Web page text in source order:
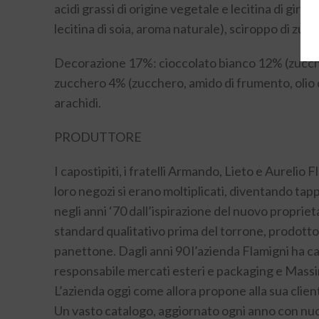
acidi grassi di origine vegetale e lecitina di
lecitina di soia, aroma naturale), sciroppo di
Decorazione 17%: cioccolato bianco 12%
zucchero 4% (zucchero, amido di frumento,
arachidi.
PRODUTTORE
I capostipiti, i fratelli Armando, Lieto e Aurelio
loro negozi si erano moltiplicati, diventando
negli anni ‘70 dall’ispirazione del nuovo
standard qualitativo prima del torrone,
panettone. Dagli anni 90 l’azienda Flamigni ha
responsabile mercati esteri e packaging e
L’azienda oggi come allora propone alla sua
Un vasto catalogo, aggiornato ogni anno con